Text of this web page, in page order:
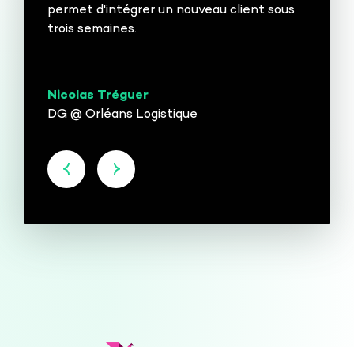
permet d'intégrer un nouveau client sous
trois semaines.
Nicolas Tréguer
DG @ Orléans Logistique